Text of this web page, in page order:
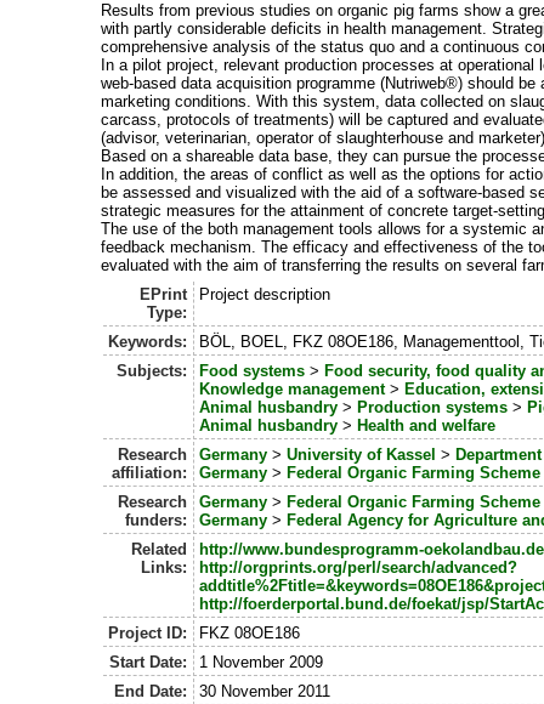
Results from previous studies on organic pig farms show a
with partly considerable deficits in health management.
comprehensive analysis of the status quo and a continuous
In a pilot project, relevant production processes at
web-based data acquisition programme (Nutriweb®) should
marketing conditions. With this system, data collected on
carcass, protocols of treatments) will be captured and
(advisor, veterinarian, operator of slaughterhouse and
Based on a shareable data base, they can pursue the
In addition, the areas of conflict as well as the options for
be assessed and visualized with the aid of a software-based
strategic measures for the attainment of concrete target-
The use of the both management tools allows for a systemic
feedback mechanism. The efficacy and effectiveness of the
evaluated with the aim of transferring the results on several
EPrint
Type:
Project description
Keywords:
BÖL, BOEL, FKZ 08OE186, Managementtool,
Subjects:
Food systems> Food security, food quality
Knowledge management> Education,
Animal husbandry> Production systems>
Animal husbandry> Health and welfare
Research
affiliation:
Germany> University of Kassel >
Germany> Federal Organic Farming Scheme
Research
funders:
Germany> Federal Organic Farming Scheme
Germany> Federal Agency for Agriculture
Related
Links:
http://www.bundesprogramm-oekolandbau.de
http://orgprints.org/perl/search/advanced?
http://foerderportal.bund.de/foekat/jsp/
Project ID:
FKZ 08OE186
Start Date:
1 November 2009
End Date:
30 November 2011